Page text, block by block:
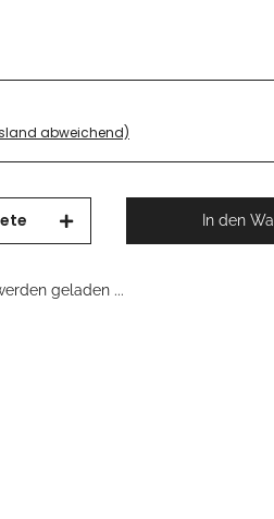
abweichend)
In den
geladen ...